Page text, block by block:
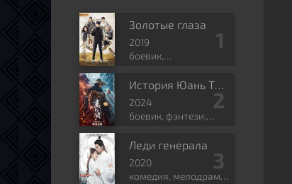
Золотые глаза
2019
боевик,
романтика, боевые
искусства, фэнтези
2024
боевик, фэнтези,
исторический
Леди генерала
2020
комедия, мелодрама,